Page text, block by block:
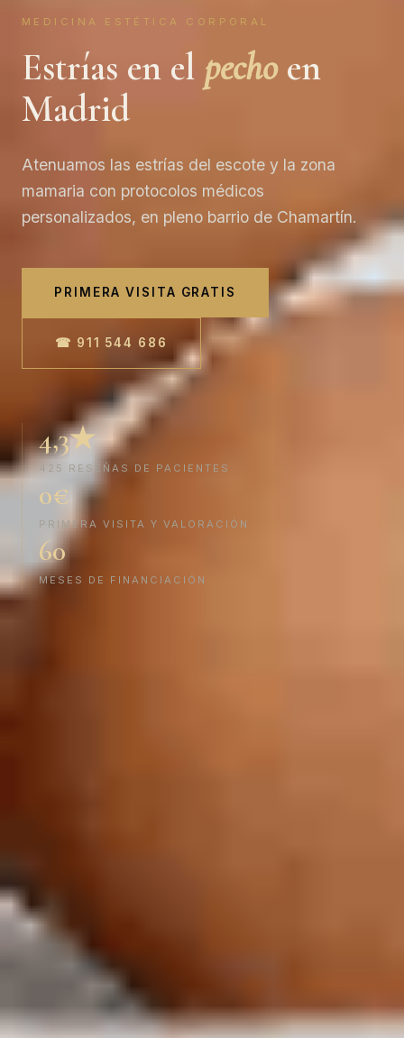
MEDICINA ESTÉTICA CORPORAL
Estrías en el pechoen
Madrid
Atenuamos las estrías del escote y la zona
mamaria con protocolos médicos
personalizados, en pleno barrio de Chamartín.
PRIMERA VISITA GRATIS
☎ 911 544 686
4,3★
425 RESEÑAS DE PACIENTES
0€
PRIMERA VISITA Y VALORACIÓN
60
MESES DE FINANCIACIÓN